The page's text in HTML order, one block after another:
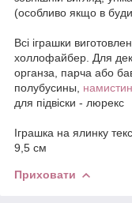
(особливо якщо в
Всі іграшки
холлофайбер. Для
органза, парча або
полубусины,
для підвіски - люрекс
Іграшка на ялинку
9,5 см
Приховати